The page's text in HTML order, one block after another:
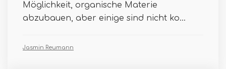
Möglichkeit, organische Materie
abzubauen, aber einige sind nicht ko...
Jasmin Reumann